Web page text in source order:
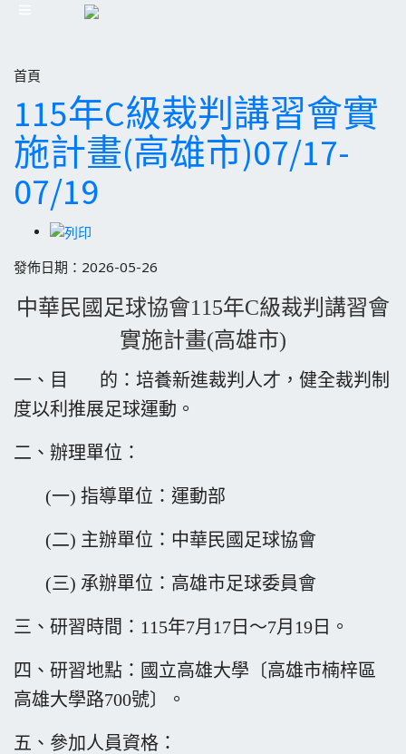
首頁
115年C級裁判講習會實
施計畫(高雄市)07/17-
07/19
發佈日期：2026-05-26
中華民國足球協會115年C級裁判講習會
實施計畫(高雄市)
一、目 的：培養新進裁判人才，健全裁判制
度以利推展足球運動。
二、辦理單位：
(一) 指導單位：運動部
(二) 主辦單位：中華民國足球協會
(三) 承辦單位：高雄市足球委員會
三、研習時間：115年7月17日～7月19日。
四、研習地點：國立高雄大學〔高雄市楠梓區
高雄大學路700號〕。
五、參加人員資格：